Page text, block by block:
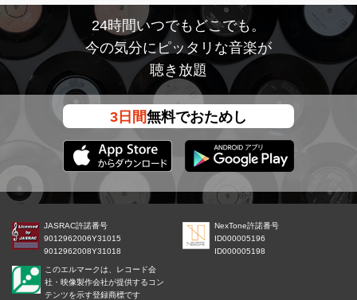
24時間いつでもどこでも。
今の気分にピッタリな音楽が
聴き放題
3日間無料でおためし
JASRAC許諾番号
9012962006Y31015
9012962008Y31018
NexTone許諾番号
ID000005196
ID000005198
このエルマークは、レコード会
社・映像製作会社が提供するコン
テンツを示す登録商標です